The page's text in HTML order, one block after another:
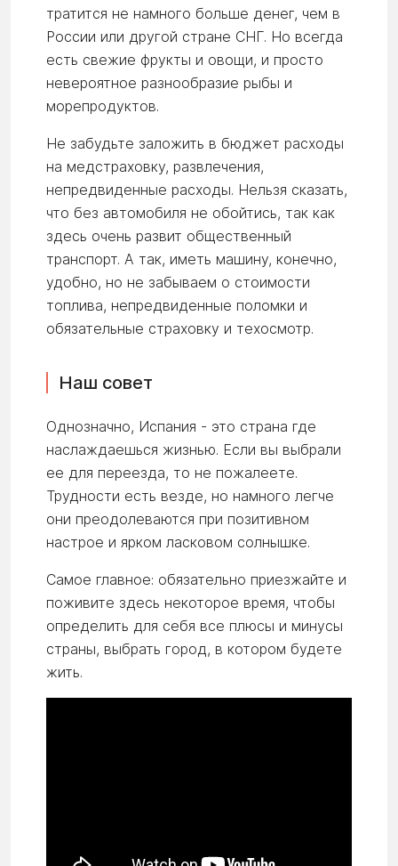
тратится не намного больше денег, чем в
России или другой стране СНГ. Но всегда
есть свежие фрукты и овощи, и просто
невероятное разнообразие рыбы и
морепродуктов.
Не забудьте заложить в бюджет расходы
на медстраховку, развлечения,
непредвиденные расходы. Нельзя сказать,
что без автомобиля не обойтись, так как
здесь очень развит общественный
транспорт. А так, иметь машину, конечно,
удобно, но не забываем о стоимости
топлива, непредвиденные поломки и
обязательные страховку и техосмотр.
Наш совет
Однозначно, Испания - это страна где
наслаждаешься жизнью. Если вы выбрали
ее для переезда, то не пожалеете.
Трудности есть везде, но намного легче
они преодолеваются при позитивном
настрое и ярком ласковом солнышке.
Самое главное: обязательно приезжайте и
поживите здесь некоторое время, чтобы
определить для себя все плюсы и минусы
страны, выбрать город, в котором будете
жить.